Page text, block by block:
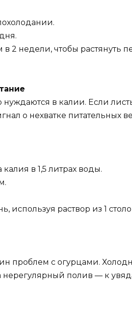
2 недели, чтобы растянуть
в калии. Если
о нехватке питательных
в 1,5 литрах воды.
используя раствор из 1
проблем с огурцами.
нерегулярный полив — к